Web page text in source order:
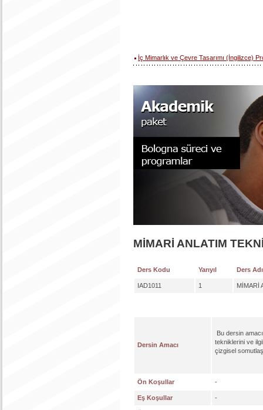
İç Mimarlık ve Çevre Tasarımı (İngilizce)
MİMARİ ANLATIM
Ders Kodu Yarıyıl Ders Adı
IAD1011 1 MİMARİ
Dersin Amacı
Bu dersin
tekniklerini ve
çizgisel
Ön Koşullar -
Eş Koşullar -